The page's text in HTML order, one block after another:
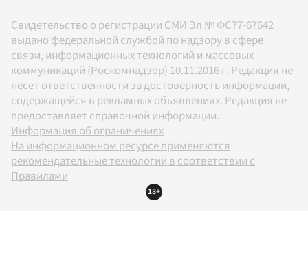
Свидетельство о регистрации СМИ Эл № ФС77-67642
выдано федеральной службой по надзору в сфере
связи, информационных технологий и массовых
коммуникаций (Роскомнадзор) 10.11.2016 г. Редакция не
несет ответственности за достоверность информации,
содержащейся в рекламных объявлениях. Редакция не
предоставляет справочной информации.
Информация об ограничениях
На информационном ресурсе применяются
рекомендательные технологии в соответствии с
Правилами
18+